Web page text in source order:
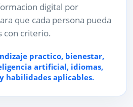
digital por
que cada persona pueda
con criterio.
practico, bienestar,
artificial, idiomas,
habilidades aplicables.